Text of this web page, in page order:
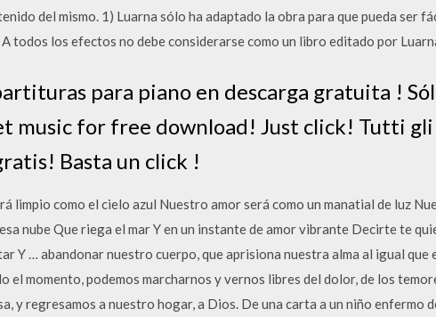
del mismo. 1) Luarna sólo ha adaptado la obra para que pueda ser
todos los efectos no debe considerarse como un libro editado por
para piano en descarga gratuita !
music for free download! Just click! Tutti
Basta un click !
limpio como el cielo azul Nuestro amor será como un manatial de luz
nube Que riega el mar Y en un instante de amor vibrante Decirte te
Y … abandonar nuestro cuerpo, que aprisiona nuestra alma al igual que
el momento, podemos marcharnos y vernos libres del dolor, de los
y regresamos a nuestro hogar, a Dios. De una carta a un niño enfermo